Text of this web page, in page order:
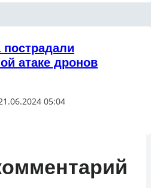
атаке дронов
05:04